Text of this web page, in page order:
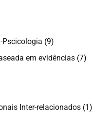
Pscicologia (9)
em evidências (7)
Inter-relacionados (1)